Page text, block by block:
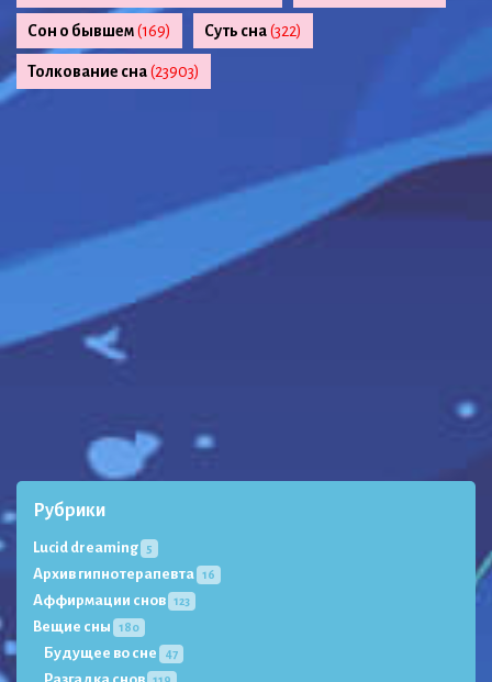
Сон о бывшем(169) Суть сна(322)
Толкование сна(23903)
Рубрики
Lucid dreaming 5
Архив гипнотерапевта 16
Аффирмации снов 123
Вещие сны 180
Будущее во сне 47
119